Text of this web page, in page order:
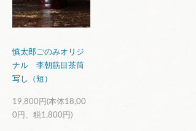
慎太郎ごのみオリジ
ナル 李朝筋目茶筒
写し（短）
19,800円(本体18,00
0円、税1,800円)